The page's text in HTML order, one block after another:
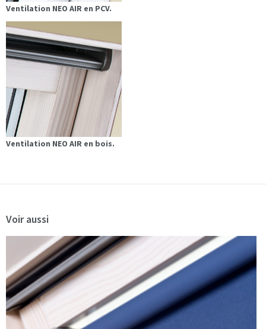
Ventilation NEO AIR en PCV.
Ventilation NEO AIR en bois.
Voir aussi